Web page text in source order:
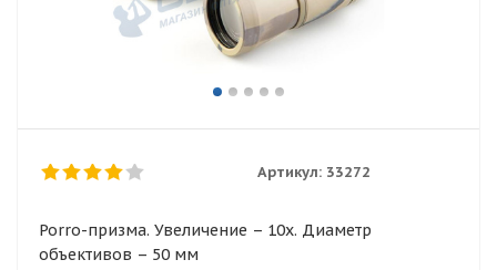
Артикул: 33272
Porro-призма. Увеличение – 10х. Диаметр
объективов – 50 мм